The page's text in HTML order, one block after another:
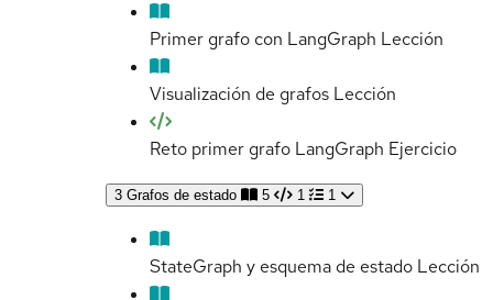
Primer grafo con LangGraph Lección
Visualización de grafos Lección
Reto primer grafo LangGraph Ejercicio
3 Grafos de estado 5 1 1
StateGraph y esquema de estado Lección